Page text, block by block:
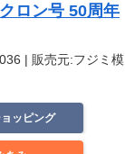
ロン号 50周年
| 販売元:フジミ模
ッピング